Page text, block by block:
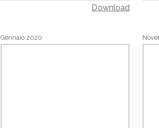
Download
Gennaio 2020